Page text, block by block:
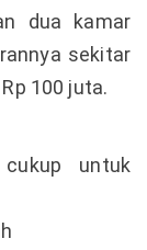
dua kamar
sekitar
100 juta.
untuk